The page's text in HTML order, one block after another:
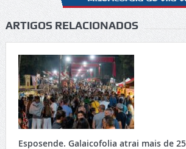
ARTIGOS RELACIONADOS
Esposende. Galaicofolia atrai mais de